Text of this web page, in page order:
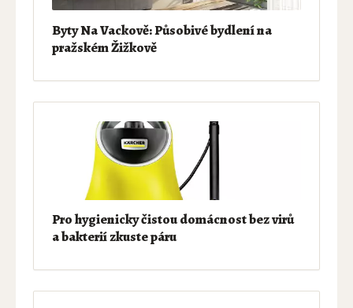
Byty Na Vackově: Působivé bydlení na
pražském Žižkově
Pro hygienicky čistou domácnost bez virů
a bakterií zkuste páru